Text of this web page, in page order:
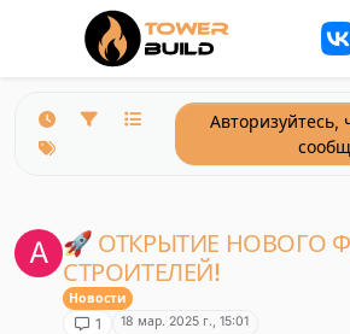
Перейти к содержанию
Авторизуйтесь,
A 🚀 ОТКРЫТИЕ НОВОГО
СТРОИТЕЛЕЙ!
Новости
1 18 мар. 2025 г., 15:01